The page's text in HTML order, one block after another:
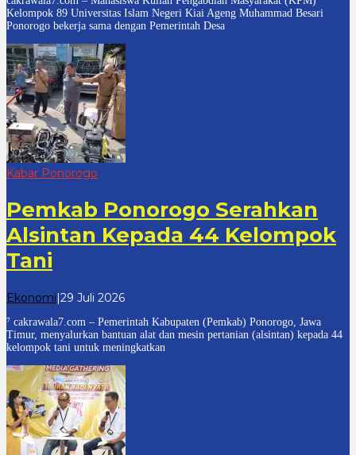
7
Kelompok 89 Universitas Islam Negeri Kiai Ageng Muhammad Besari
Ponorogo bekerja sama dengan Pemerintah Desa
Kabar Ponorogo
Pemkab Ponorogo Serahkan
Alsintan Kepada 44 Kelompok
Tani
Ekonomi|29 Juli 2026oleh
7
⁷ ­cakrawala7.com – Pemerintah Kabupaten (Pemkab) Ponorogo, Jawa
Timur, menyalurkan bantuan alat dan mesin pertanian (alsintan) kepada 44
kelompok tani untuk meningkatkan